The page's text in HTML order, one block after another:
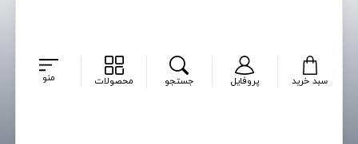
ورود
منو محصولات جستجو پروفایل سبد خرید